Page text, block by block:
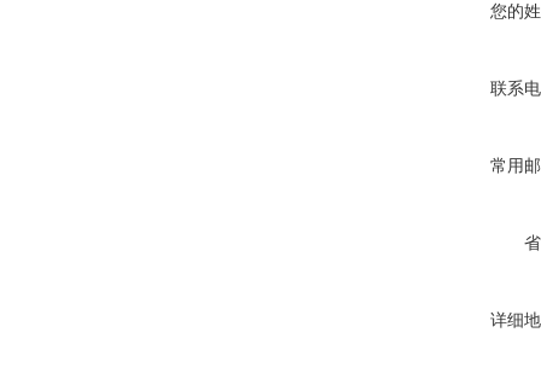
您的
联系
常用
详细